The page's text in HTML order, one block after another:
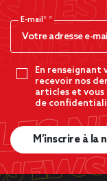
E-mail*
En renseignant
recevoir nos
articles et vous
de
M’inscrire à la